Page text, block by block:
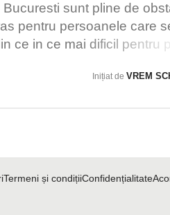
sunt pline de
pentru persoanele care
ce in ce mai dificil pentru
capitala europeana care
trebuie sa ia masurile
Inițiat de VREM
Termeni și condițiiConfidențialitate